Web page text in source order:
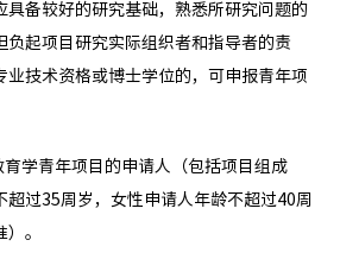
具备较好的研究基础，熟悉所研究问题的
负起项目研究实际组织者和指导者的责
业技术资格或博士学位的，可申报青年项
育学青年项目的申请人（包括项目组成
超过35周岁，女性申请人年龄不超过40周
。